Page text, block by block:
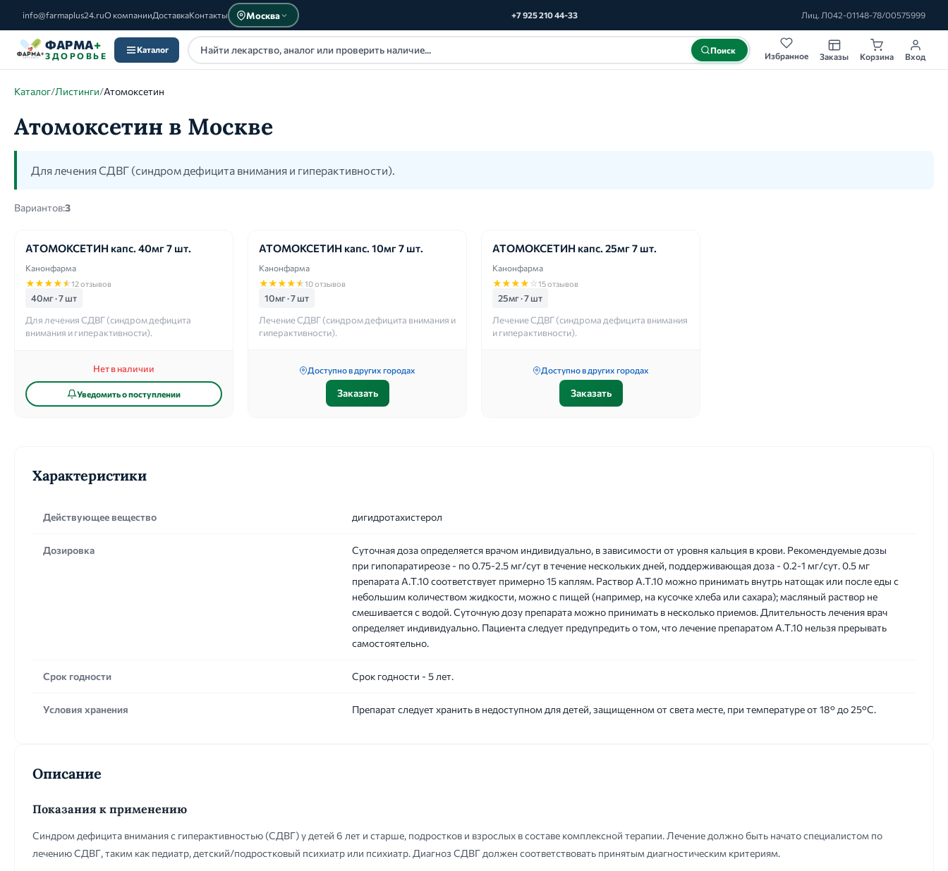
info@farmaplus24.ruО компанииДоставкаКонтакты Москва +7 925 210 44-33 Лиц. Л042-01148-78/00575999
ФАРМА+
ЗДОРОВЬЕ
Каталог Поиск
Избранное Заказы Корзина Вход
Каталог/Листинги/Атомоксетин
Атомоксетин в Москве
Для лечения СДВГ (синдром дефицита внимания и гиперактивности).
Вариантов:3
АТОМОКСЕТИН капс. 40мг 7 шт.
Канонфарма
★★★★★12 отзывов
40мг · 7 шт
Для лечения СДВГ (синдром дефицита
внимания и гиперактивности).
Нет в наличии
Уведомить о поступлении
АТОМОКСЕТИН капс. 10мг 7 шт.
Канонфарма
★★★★★10 отзывов
10мг · 7 шт
Лечение СДВГ (синдром дефицита внимания и
гиперактивности).
Доступно в других городах
Заказать
АТОМОКСЕТИН капс. 25мг 7 шт.
Канонфарма
★★★★ ☆15 отзывов
25мг · 7 шт
Лечение СДВГ (синдрома дефицита внимания
и гиперактивности).
Доступно в других городах
Заказать
Характеристики
Действующее вещество дигидротахистерол
Дозировка
Суточная доза определяется врачом индивидуально, в зависимости от уровня кальция в крови. Рекомендуемые дозы
при гипопаратиреозе - по 0.75-2.5 мг/сут в течение нескольких дней, поддерживающая доза - 0.2-1 мг/сут. 0.5 мг
препарата А.Т.10 соответствует примерно 15 каплям. Раствор А.Т.10 можно принимать внутрь натощак или после еды с
небольшим количеством жидкости, можно с пищей (например, на кусочке хлеба или сахара); масляный раствор не
смешивается с водой. Суточную дозу препарата можно принимать в несколько приемов. Длительность лечения врач
определяет индивидуально. Пациента следует предупредить о том, что лечение препаратом А.Т.10 нельзя прерывать
самостоятельно.
Срок годности Срок годности - 5 лет.
Условия хранения Препарат следует хранить в недоступном для детей, защищенном от света месте, при температуре от 18° до 25°C.
Описание
Показания к применению
Синдром дефицита внимания с гиперактивностью (СДВГ) у детей 6 лет и старше, подростков и взрослых в составе комплексной терапии. Лечение должно быть начато специалистом по
лечению СДВГ, таким как педиатр, детский/подростковый психиатр или психиатр. Диагноз СДВГ должен соответствовать принятым диагностическим критериям.